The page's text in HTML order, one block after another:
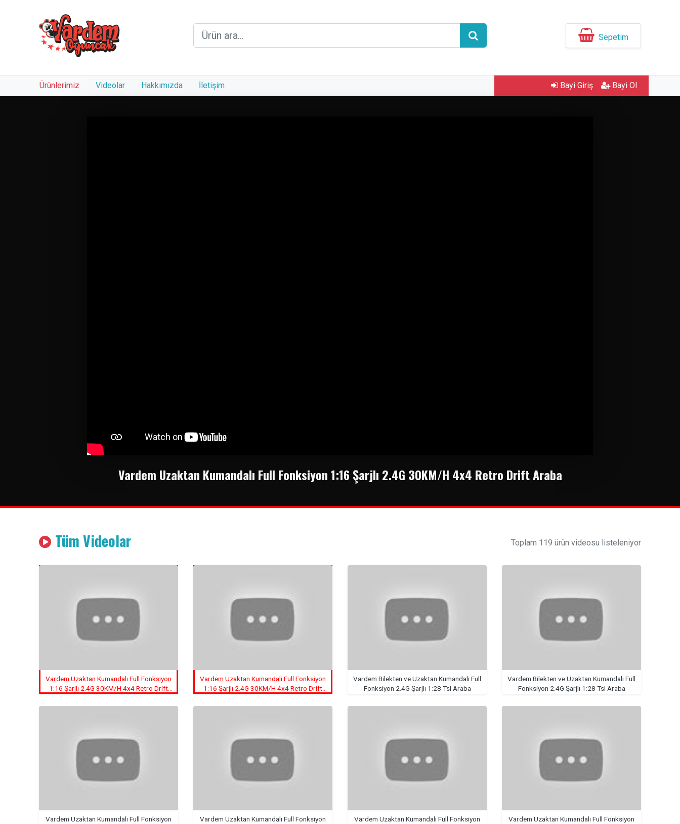
Sepetim
Ürünlerimiz Videolar Hakkımızda İletişim Bayi Giriş Bayi Ol
Vardem Uzaktan Kumandalı Full Fonksiyon 1:16 Şarjlı 2.4G 30KM/H 4x4 Retro Drift Araba
Tüm Videolar Toplam 119 ürün videosu listeleniyor
Vardem Uzaktan Kumandalı Full Fonksiyon
1:16 Şarjlı 2.4G 30KM/H 4x4 Retro Drift
Vardem Uzaktan Kumandalı Full Fonksiyon
1:16 Şarjlı 2.4G 30KM/H 4x4 Retro Drift
Vardem Bilekten ve Uzaktan Kumandalı Full
Fonksiyon 2.4G Şarjlı 1:28 Tsl Araba
Vardem Bilekten ve Uzaktan Kumandalı Full
Fonksiyon 2.4G Şarjlı 1:28 Tsl Araba
Vardem Uzaktan Kumandalı Full Fonksiyon
Vardem Uzaktan Kumandalı Full Fonksiyon
Vardem Uzaktan Kumandalı Full Fonksiyon
Vardem Uzaktan Kumandalı Full Fonksiyon